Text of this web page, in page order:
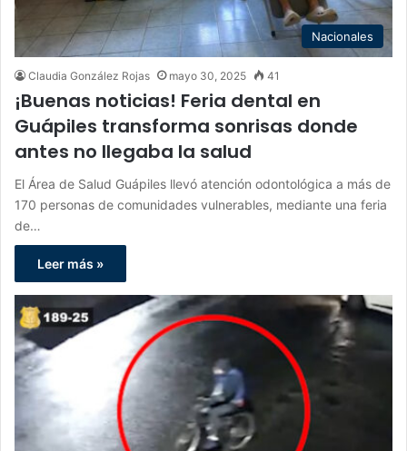
Nacionales
Claudia González Rojas mayo 30, 2025 41
¡Buenas noticias! Feria dental en
Guápiles transforma sonrisas donde
antes no llegaba la salud
El Área de Salud Guápiles llevó atención odontológica a más de
170 personas de comunidades vulnerables, mediante una feria
de…
Leer más »